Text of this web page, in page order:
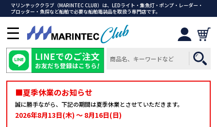
マリンテッククラブ（MARINTEC CLUB）は、LEDライト・集魚灯・ポンプ・レーダー・
プロッター・魚探など船舶で必要な船舶電装品を取扱う専門店です。
メ
ニ
ュ
ー
を
■夏季休業のお知らせ
誠に勝手ながら、下記の期間は夏季休業とさせていただきます。
2026年8月13日(木) ～ 8月16日(日)